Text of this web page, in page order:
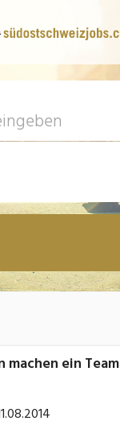
ein Team